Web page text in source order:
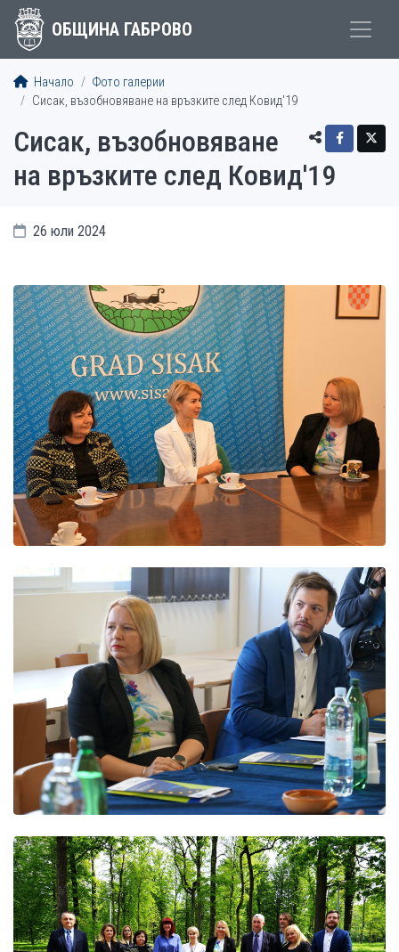
ОБЩИНА ГАБРОВО
Начало
Фото галерии
Сисак, възобновяване на връзките след Ковид'19
Сисак, възобновяване
на връзките след Ковид'19
26 юли 2024